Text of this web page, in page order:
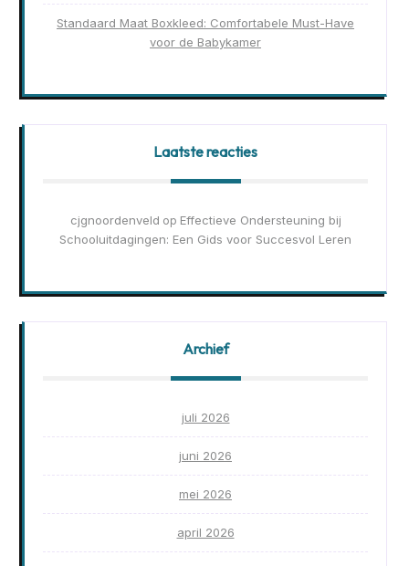
Standaard Maat Boxkleed: Comfortabele Must-Have
voor de Babykamer
Laatste reacties
cjgnoordenveld op Effectieve Ondersteuning bij
Schooluitdagingen: Een Gids voor Succesvol Leren
Archief
juli 2026
juni 2026
mei 2026
april 2026